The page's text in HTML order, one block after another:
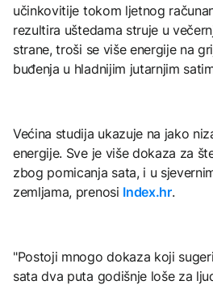
učinkovitije tokom ljetnog
rezultira uštedama struje u
strane, troši se više energije na
buđenja u hladnijim jutarnjim
Većina studija ukazuje na jako
energije. Sve je više dokaza za
zbog pomicanja sata, i u
zemljama, prenosi Index.hr.
"Postoji mnogo dokaza koji
sata dva puta godišnje loše za